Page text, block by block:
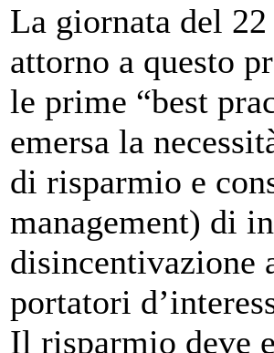
La giornata del
attorno a questo
le prime “best
emersa la
di risparmio e
management) di
disincentivazione
portatori
Il risparmio deve